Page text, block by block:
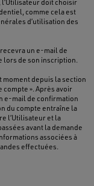
doit choisir
comme cela est
d’utilisation des
un e-mail de
lors de son inscription.
moment depuis la section
compte ». Après avoir
e-mail de confirmation
du compte entraîne la
l’Utilisateur et la
avant la demande
associées à
effectuées.